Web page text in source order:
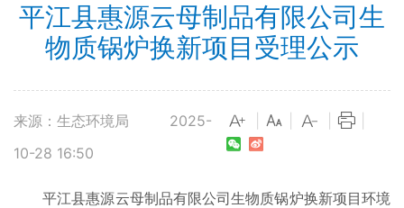
平江县惠源云母制品有限公司生
物质锅炉换新项目受理公示
来源：生态环境局
2025-
10-28 16:50
平江县惠源云母制品有限公司生物质锅炉换新项目环境